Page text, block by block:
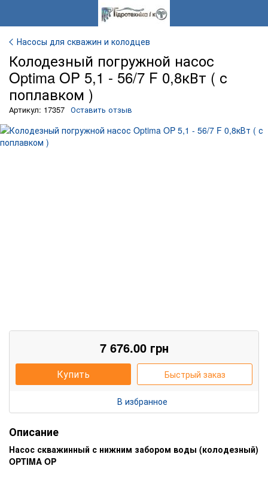
Насосы для скважин и колодцев
Колодезный погружной насос
Optima OP 5,1 - 56/7 F 0,8кВт ( с
поплавком )
Артикул: 17357 Оставить отзыв
7 676.00грн
Купить Быстрый заказ
В избранное
Описание
Насос скважинный с нижним забором воды (колодезный)
OPTIMA OP